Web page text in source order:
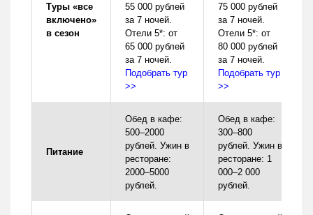
Туры «все
включено»
в сезон
55 000 рублей
за 7 ночей.
Отели 5*: от
65 000 рублей
за 7 ночей.
Подобрать тур
>>
75 000 рублей
за 7 ночей.
Отели 5*: от
80 000 рублей
за 7 ночей.
Подобрать тур
>>
Питание
Обед в кафе:
500–2000
рублей. Ужин в
ресторане:
2000–5000
рублей.
Обед в кафе:
300–800
рублей. Ужин в
ресторане: 1
000–2 000
рублей.